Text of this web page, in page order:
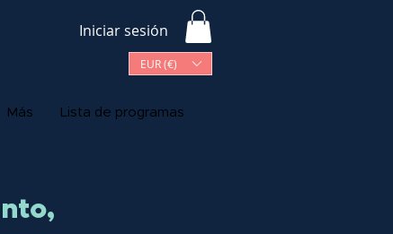
Iniciar sesión
EUR (€)
Más Lista de programas